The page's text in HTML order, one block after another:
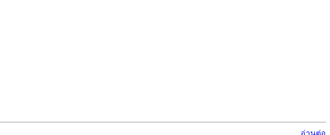
อ่านต่อ